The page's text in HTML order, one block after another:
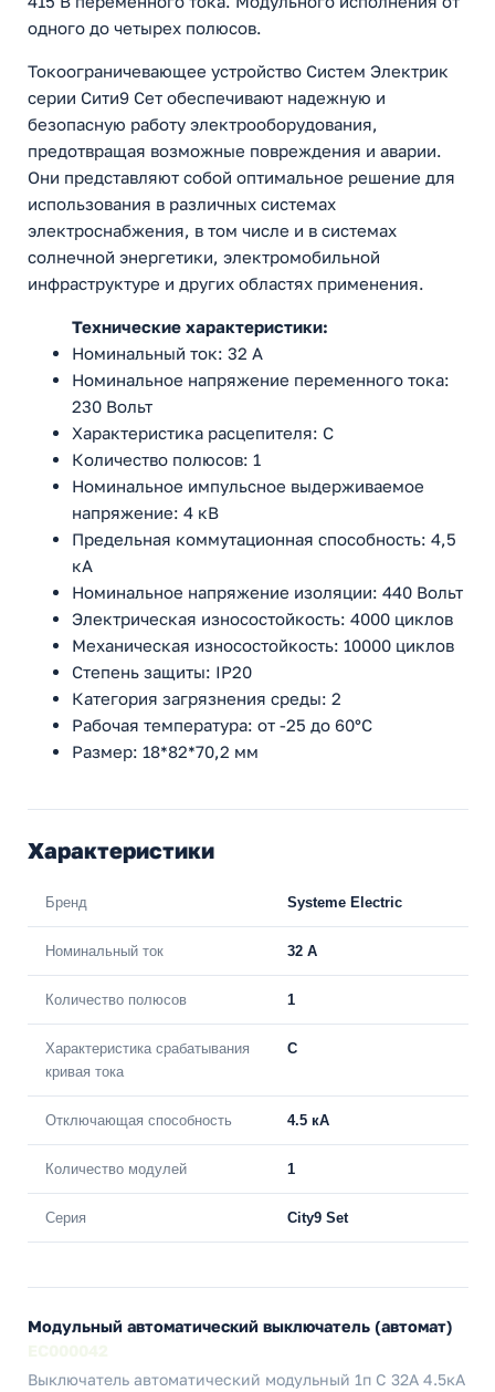
одного до четырех полюсов.
Токоограничевающее устройство Систем Электрик
серии Сити9 Сет обеспечивают надежную и
безопасную работу электрооборудования,
предотвращая возможные повреждения и аварии.
Они представляют собой оптимальное решение для
использования в различных системах
электроснабжения, в том числе и в системах
солнечной энергетики, электромобильной
инфраструктуре и других областях применения.
Технические характеристики:
Номинальный ток: 32 А
Номинальное напряжение переменного тока:
230 Вольт
Характеристика расцепителя: С
Количество полюсов: 1
Номинальное импульсное выдерживаемое
напряжение: 4 кВ
Предельная коммутационная способность: 4,5
кА
Номинальное напряжение изоляции: 440 Вольт
Электрическая износостойкость: 4000 циклов
Механическая износостойкость: 10000 циклов
Степень защиты: IP20
Категория загрязнения среды: 2
Рабочая температура: от -25 до 60°C
Размер: 18*82*70,2 мм
Характеристики
Бренд Systeme Electric
Номинальный ток 32 A
Количество полюсов 1
Характеристика срабатывания
кривая тока
C
Отключающая способность 4.5 кА
Количество модулей 1
Серия City9 Set
Модульный автоматический выключатель (автомат)
Выключатель автоматический модульный 1п C 32А 4.5кА